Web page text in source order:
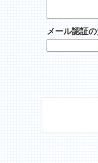
メール認証